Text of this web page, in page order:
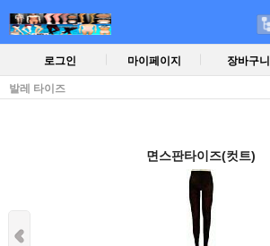
로그인 마이페이지 장바구니
발레 타이즈
면스판타이즈(컷트)